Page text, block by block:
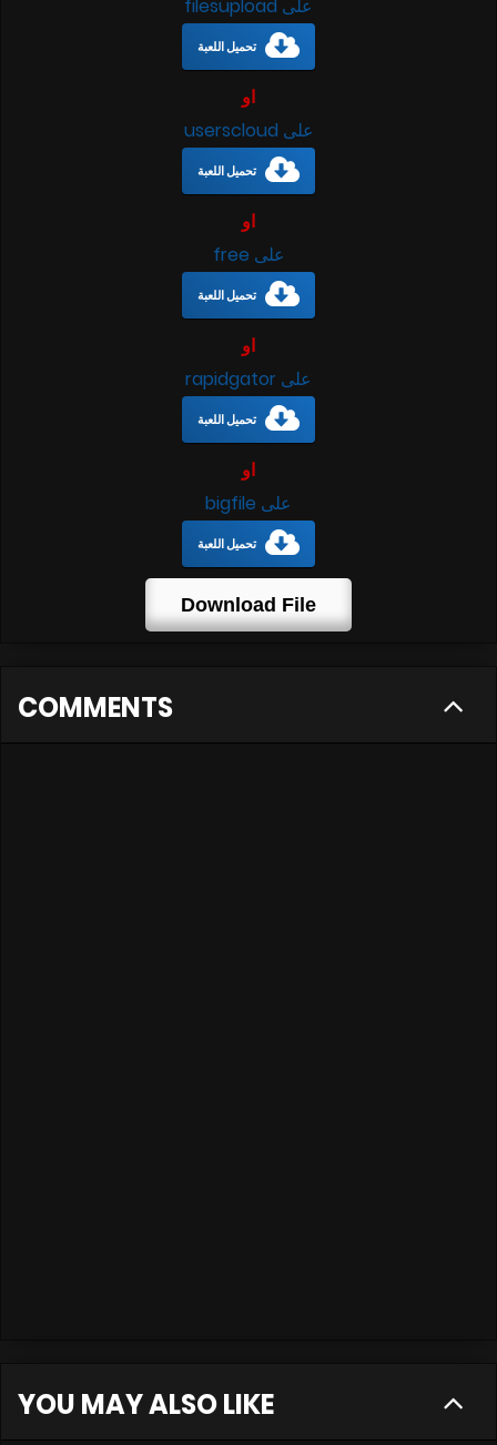
على filesupload
تحميل اللعبة
او
على userscloud
تحميل اللعبة
او
على free
تحميل اللعبة
او
على rapidgator
تحميل اللعبة
او
على bigfile
تحميل اللعبة
Download File
COMMENTS
YOU MAY ALSO LIKE